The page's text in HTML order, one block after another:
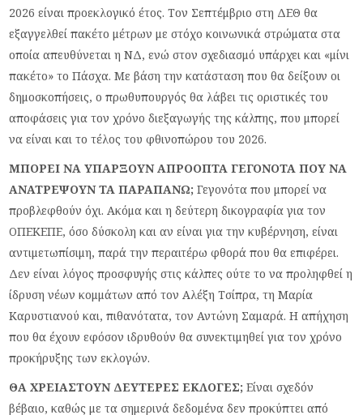
2026 είναι προεκλογικό έτος. Τον Σεπτέμβριο στη ΔΕΘ θα
εξαγγελθεί πακέτο μέτρων με στόχο κοινωνικά στρώματα στα
οποία απευθύνεται η ΝΔ, ενώ στον σχεδιασμό υπάρχει και «μίνι
πακέτο» το Πάσχα. Με βάση την κατάσταση που θα δείξουν οι
δημοσκοπήσεις, ο πρωθυπουργός θα λάβει τις οριστικές του
αποφάσεις για τον χρόνο διεξαγωγής της κάλπης, που μπορεί
να είναι και το τέλος του φθινοπώρου του 2026.
ΜΠΟΡΕΙ ΝΑ ΥΠΑΡΞΟΥΝ ΑΠΡΟΟΠΤΑ ΓΕΓΟΝΟΤΑ ΠΟΥ ΝΑ
ΑΝΑΤΡΕΨΟΥΝ ΤΑ ΠΑΡΑΠΑΝΩ; Γεγονότα που μπορεί να
προβλεφθούν όχι. Ακόμα και η δεύτερη δικογραφία για τον
ΟΠΕΚΕΠΕ, όσο δύσκολη και αν είναι για την κυβέρνηση, είναι
αντιμετωπίσιμη, παρά την περαιτέρω φθορά που θα επιφέρει.
Δεν είναι λόγος προσφυγής στις κάλπες ούτε το να προληφθεί η
ίδρυση νέων κομμάτων από τον Αλέξη Τσίπρα, τη Μαρία
Καρυστιανού και, πιθανότατα, τον Αντώνη Σαμαρά. Η απήχηση
που θα έχουν εφόσον ιδρυθούν θα συνεκτιμηθεί για τον χρόνο
προκήρυξης των εκλογών.
ΘΑ ΧΡΕΙΑΣΤΟΥΝ ΔΕΥΤΕΡΕΣ ΕΚΛΟΓΕΣ; Είναι σχεδόν
βέβαιο, καθώς με τα σημερινά δεδομένα δεν προκύπτει από